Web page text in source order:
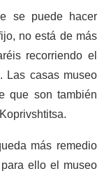
se puede hacer
no está de más
recorriendo el
Las casas museo
que son también
más remedio
ello el museo